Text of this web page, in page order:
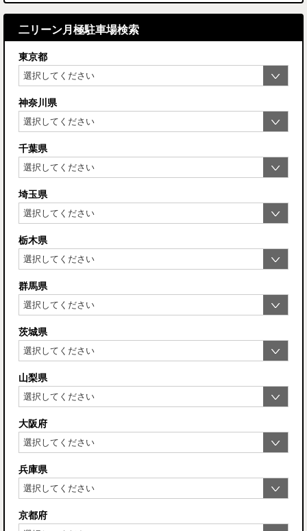
二リーン月極駐車場検索
東京都
神奈川県
千葉県
埼玉県
栃木県
群馬県
茨城県
山梨県
大阪府
兵庫県
京都府